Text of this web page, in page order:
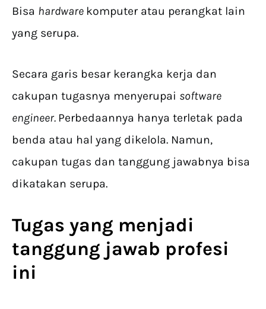
Bisa hardware komputer atau perangkat lain
yang serupa.
Secara garis besar kerangka kerja dan
cakupan tugasnya menyerupai software
engineer. Perbedaannya hanya terletak pada
benda atau hal yang dikelola. Namun,
cakupan tugas dan tanggung jawabnya bisa
dikatakan serupa.
Tugas yang menjadi
tanggung jawab profesi
ini